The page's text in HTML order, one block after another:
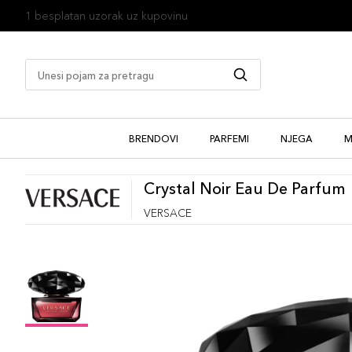
1 besplatan uzorak uz kupovinu
BRENDOVI PARFEMI NJEGA
Crystal Noir Eau De Parfum
VERSACE